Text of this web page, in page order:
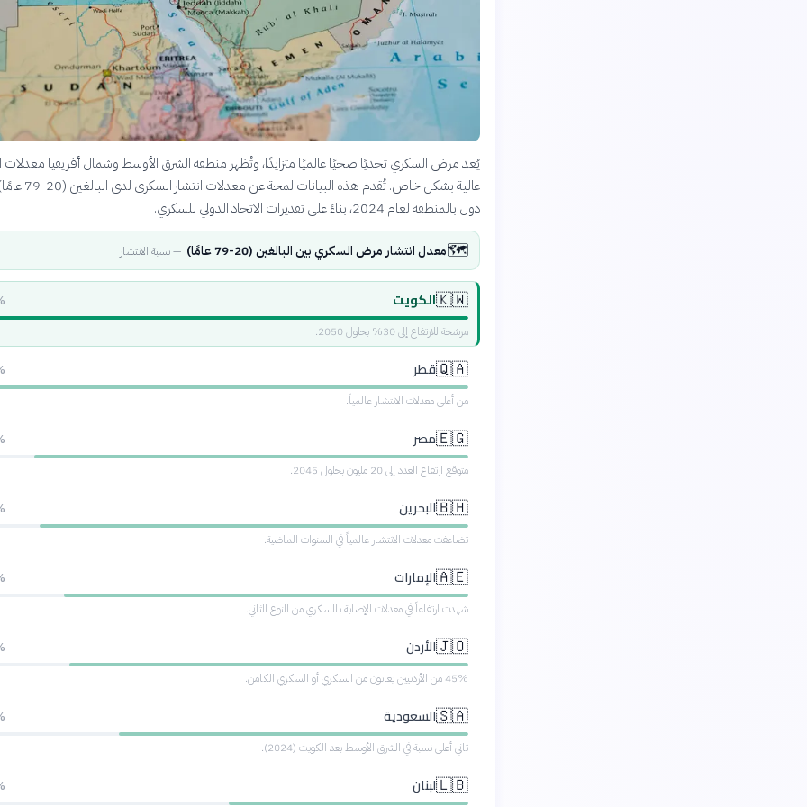
يُعد مرض السكري تحديًا صحيًا عالميًا متزايدًا، وتُظهر منطقة الشرق الأوسط وشمال أفريقيا معدلات
عالية بشكل خاص. تُقدم هذه
دول بالمنطقة لعام 2024، بناءً على تقديرات الاتحاد الدولي للسكري.
🗺️معدل انتشار مرض السكري بين البالغين (20-79 عامًا) —نسبة الانتشار
🇰🇼الكويت
مرشحة للارتفاع إلى 30% بحلول 2050.
🇶🇦قطر
من أعلى معدلات الانتشار عالمياً.
🇪🇬مصر
متوقع ارتفاع العدد إلى 20 مليون بحلول 2045.
🇧🇭البحرين
تضاعفت معدلات الانتشار عالمياً في السنوات الماضية.
🇦🇪الإمارات
شهدت ارتفاعاً في معدلات الإصابة بالسكري من النوع الثاني.
🇯🇴الأردن
45% من الأردنيين يعانون من السكري أو السكري الكامن.
🇸🇦السعودية
ثاني أعلى نسبة في الشرق الأوسط بعد الكويت (2024).
🇱🇧لبنان